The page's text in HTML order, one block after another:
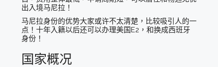
出入境马尼拉！
马尼拉身份的优势大家或许不太清楚，比较吸引人的一
点！十年入籍以后还可以办理美国E2，和换成西班牙
身份！
国家概况